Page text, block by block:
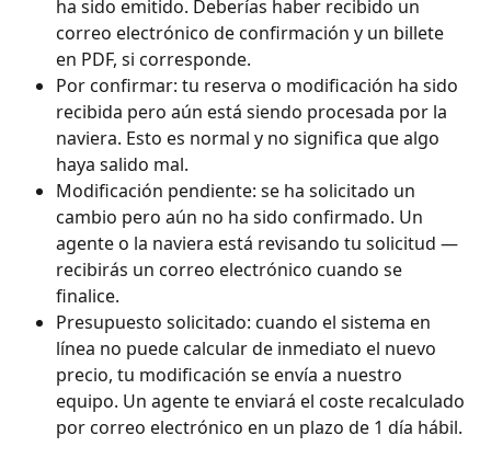
ha sido emitido. Deberías haber recibido un
correo electrónico de confirmación y un billete
en PDF, si corresponde.
Por confirmar: tu reserva o modificación ha sido
recibida pero aún está siendo procesada por la
naviera. Esto es normal y no significa que algo
haya salido mal.
Modificación pendiente: se ha solicitado un
cambio pero aún no ha sido confirmado. Un
agente o la naviera está revisando tu solicitud —
recibirás un correo electrónico cuando se
finalice.
Presupuesto solicitado: cuando el sistema en
línea no puede calcular de inmediato el nuevo
precio, tu modificación se envía a nuestro
equipo. Un agente te enviará el coste recalculado
por correo electrónico en un plazo de 1 día hábil.